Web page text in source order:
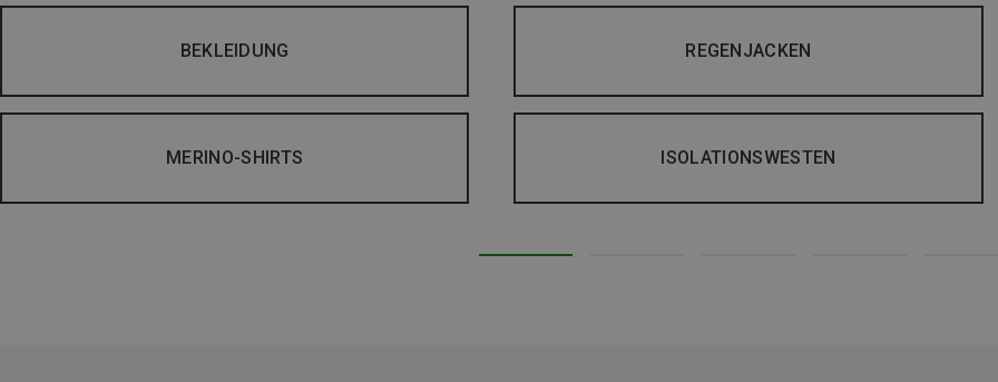
BEKLEIDUNG REGENJACKEN
MERINO-SHIRTS ISOLATIONSWESTEN